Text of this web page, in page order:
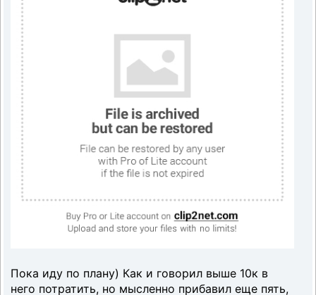
Пока иду по плану) Как и говорил выше 10к в
него потратить, но мысленно прибавил еще пять,